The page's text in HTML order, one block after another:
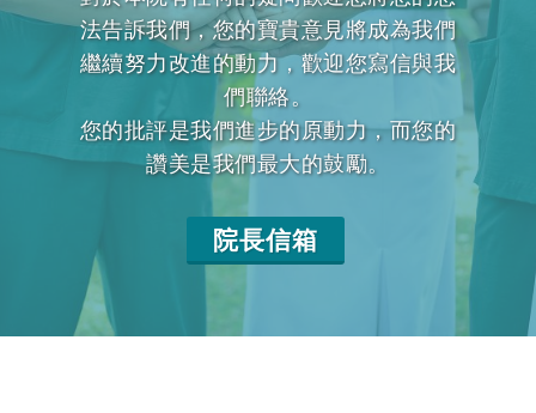
法告訴我們，您的寶貴意見將成為我們
繼續努力改進的動力，歡迎您寫信與我
們聯絡。
您的批評是我們進步的原動力，而您的
讚美是我們最大的鼓勵。
院長信箱